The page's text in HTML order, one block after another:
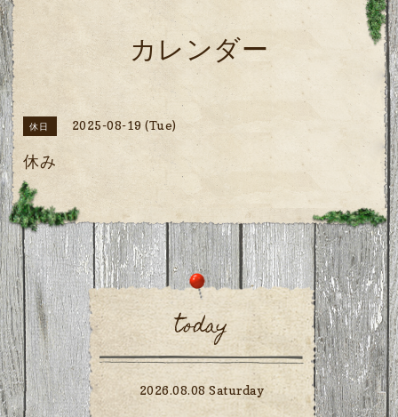
カレンダー
休日 2025-08-19 (Tue)
休み
today
2026.08.08 Saturday